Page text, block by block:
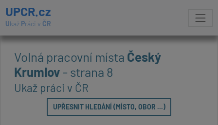
UPCR.cz
Ukaž Práci v ČR
Volná pracovní místa Český
Krumlov - strana 8
Ukaž práci v ČR
UPŘESNIT HLEDÁNÍ (MÍSTO, OBOR ...)